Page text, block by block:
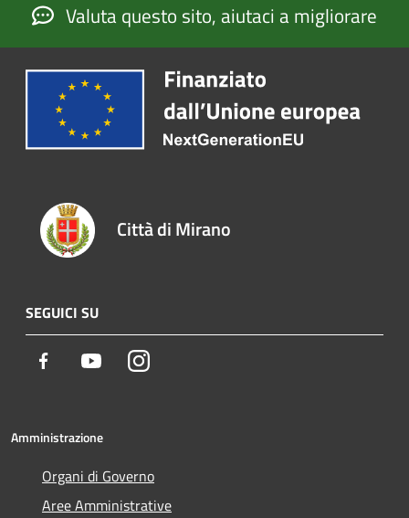
Valuta questo sito, aiutaci a migliorare
Città di Mirano
SEGUICI SU
Facebook YoutubeInstagram
Amministrazione
Organi di Governo
Aree Amministrative